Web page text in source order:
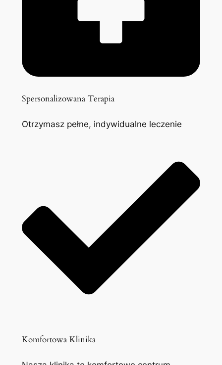
Spersonalizowana Terapia
Otrzymasz pełne, indywidualne leczenie
Komfortowa Klinika